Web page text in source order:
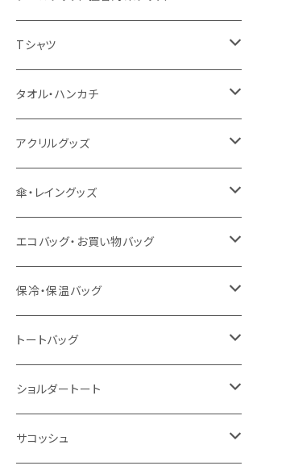
扇風機
うちわ
猛暑グッズ
冷感グッズ
Tシャツ
カスタムプリントTシャツ（国内プリント）
イージーオーダーTシャツ（海外生産）
タオル・ハンカチ
名入れタオル
今治タオル
泉州おくばりタオル
冷感タオル
ハンカチ
アクリルグッズ
キーホルダー
スタンド
バッジ
ライティングスタンド
アクリル雑貨
傘・レイングッズ
傘
ポンチョ
エコバッグ・お買い物バッグ
ポリエステル
フェアトレードコットン
ジュートコットン
キャンパス
保冷・保温バッグ
キャンパス
デニム
ポリエステル
トートバッグ
オーガニックコットン
シーチング
フェアトレードコットン
ショルダートート
オーガニックコットン
サコッシュ